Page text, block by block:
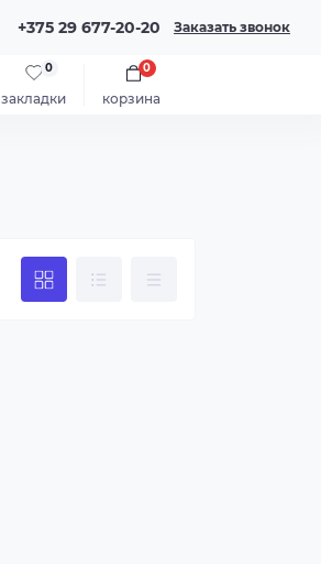
+375 29 677-20-20 Заказать звонок
закладки
0
корзина
0